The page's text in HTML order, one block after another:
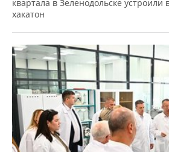
квартала в Зеленодольске устроили
хакатон